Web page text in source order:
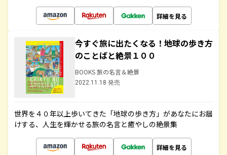
詳細を見る
今すぐ旅に出たくなる！地球の歩き方
のことばと絶景１００
BOOKS 旅の名言＆絶景
2022.11.18 発売
世界を４０年以上歩いてきた「地球の歩き方」があなたにお届
けする、人生を輝かせる旅の名言と癒やしの絶景集
詳細を見る